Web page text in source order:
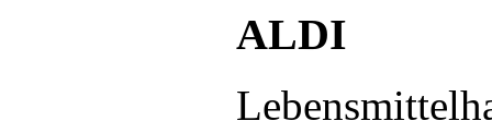
ALDI